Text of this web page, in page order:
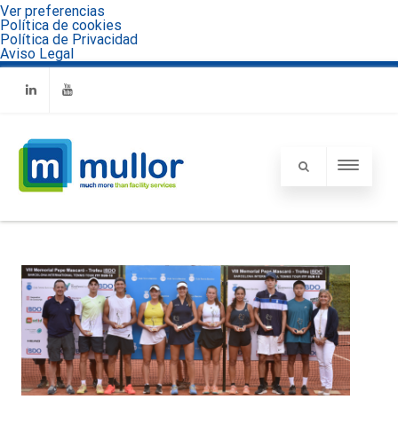
Ver preferencias
Política de cookies
Política de Privacidad
Aviso Legal
LinkedinYoutube